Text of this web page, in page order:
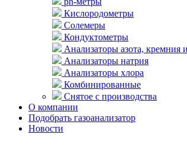
Кислородометры
Солемеры
Кондуктометры
Анализаторы азота, кремния
Анализаторы натрия
Анализаторы хлора
Комбинированные
Снятое с производства
О компании
Подобрать газоанализатор
Новости